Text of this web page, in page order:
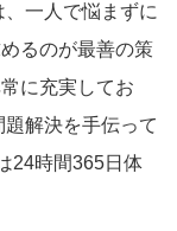
一人で悩まずに
るのが最善の策
に充実してお
解決を手伝って
24時間365日体